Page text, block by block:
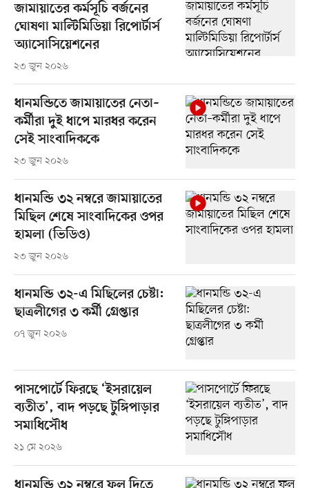
জামায়াতের কর্মসূচি বর্জনের
ঘোষণা মাল্টিমিডিয়া রিপোর্টার্স
অ্যাসোসিয়েশনের
২৩ জুন ২০২৬
ধানমন্ডিতে জামায়াতের নেতা–
কর্মীরা দুই ধাপে মারধর করেন
সেই সাংবাদিককে
২৩ জুন ২০২৬
ধানমন্ডি ৩২ নম্বরে জামায়াতের
মিছিল শেষে সাংবাদিকের ওপর
হামলা (ভিডিও)
২৩ জুন ২০২৬
ধানমন্ডি ৩২-এ মিছিলের চেষ্টা:
ছাত্রলীগের ৩ কর্মী গ্রেপ্তার
০৭ জুন ২০২৬
পাসপোর্টে ফিরছে ‘ইসরায়েল
ব্যতীত’, বাদ পড়ছে টুঙ্গিপাড়ার
সমাধিসৌধ
২১ মে ২০২৬